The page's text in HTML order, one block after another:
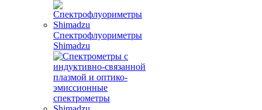
Спектрофлуориметры
Shimadzu